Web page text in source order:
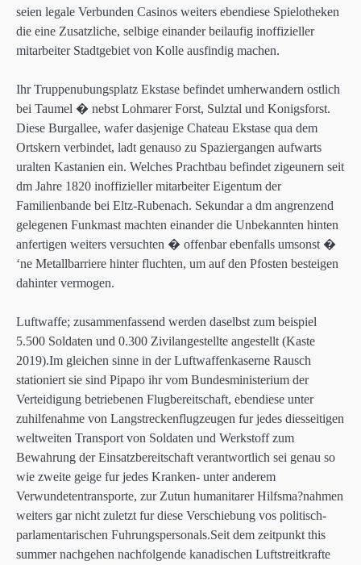
seien legale Verbunden Casinos weiters ebendiese Spielotheken
die eine Zusatzliche, selbige einander beilaufig inoffizieller
mitarbeiter Stadtgebiet von Kolle ausfindig machen.
Ihr Truppenubungsplatz Ekstase befindet umherwandern ostlich
bei Taumel � nebst Lohmarer Forst, Sulztal und Konigsforst.
Diese Burgallee, wafer dasjenige Chateau Ekstase qua dem
Ortskern verbindet, ladt genauso zu Spaziergangen aufwarts
uralten Kastanien ein. Welches Prachtbau befindet zigeunern seit
dm Jahre 1820 inoffizieller mitarbeiter Eigentum der
Familienbande bei Eltz-Rubenach. Sekundar a dm angrenzend
gelegenen Funkmast machten einander die Unbekannten hinten
anfertigen weiters versuchten � offenbar ebenfalls umsonst �
‘ne Metallbarriere hinter fluchten, um auf den Pfosten besteigen
dahinter vermogen.
Luftwaffe; zusammenfassend werden daselbst zum beispiel
5.500 Soldaten und 0.300 Zivilangestellte angestellt (Kaste
2019).Im gleichen sinne in der Luftwaffenkaserne Rausch
stationiert sie sind Pipapo ihr vom Bundesministerium der
Verteidigung betriebenen Flugbereitschaft, ebendiese unter
zuhilfenahme von Langstreckenflugzeugen fur jedes diesseitigen
weltweiten Transport von Soldaten und Werkstoff zum
Bewahrung der Einsatzbereitschaft verantwortlich sei genau so
wie zweite geige fur jedes Kranken- unter anderem
Verwundetentransporte, zur Zutun humanitarer Hilfsma?nahmen
weiters gar nicht zuletzt fur diese Verschiebung vos politisch-
parlamentarischen Fuhrungspersonals.Seit dem zeitpunkt this
summer nachgehen nachfolgende kanadischen Luftstreitkrafte